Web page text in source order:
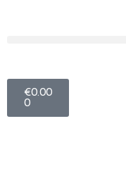
€0.00
0
Carro